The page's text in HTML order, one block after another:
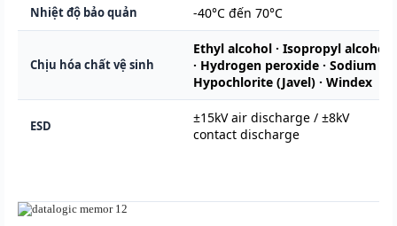
Nhiệt độ bảo quản -40°C đến 70°C
Chịu hóa chất vệ sinh
Ethyl alcohol · Isopropyl alcohol
· Hydrogen peroxide · Sodium
Hypochlorite (Javel) · Windex
ESD
±15kV air discharge / ±8kV
contact discharge